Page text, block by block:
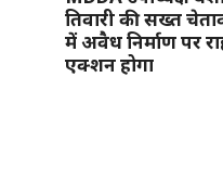
तिवारी की सख्त
में अवैध निर्माण पर
एक्शन होगा